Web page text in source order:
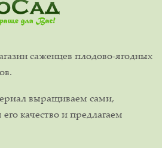
саженцев плодово-ягодных
выращиваем сами,
качество и предлагаем